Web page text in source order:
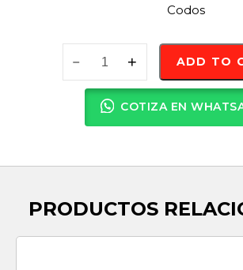
Codos
ADD TO
COTIZA EN
PRODUCTOS